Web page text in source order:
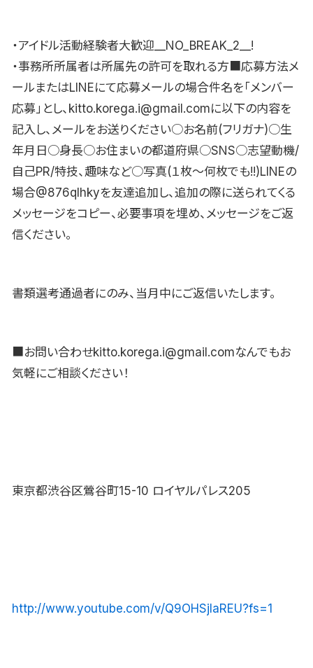
・アイドル活動経験者大歓迎__NO_BREAK_2__!
・事務所所属者は所属先の許可を取れる方■応募方法メ
ールまたはLINEにて応募メールの場合件名を「メンバー
応募」とし、kitto.korega.i@gmail.comに以下の内容を
記入し、メールをお送りください○お名前(フリガナ)○生
年月日○身長○お住まいの都道府県○SNS○志望動機/
自己PR/特技、趣味など○写真(１枚〜何枚でも!!)LINEの
場合@876qlhkyを友達追加し、追加の際に送られてくる
メッセージをコピー、必要事項を埋め、メッセージをご返
信ください。
書類選考通過者にのみ、当月中にご返信いたします。
■お問い合わせkitto.korega.i@gmail.comなんでもお
気軽にご相談ください！
東京都渋谷区鶯谷町15-10 ロイヤルパレス205
http://www.youtube.com/v/Q9OHSjIaREU?fs=1